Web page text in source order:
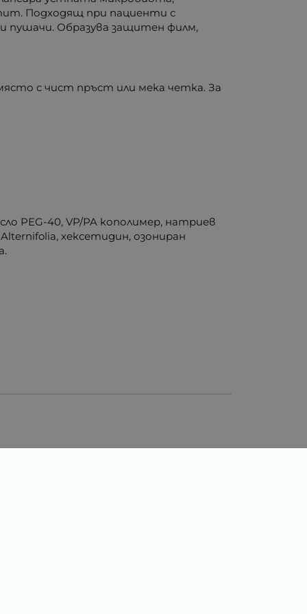
Подходящ при пациенти с
пушачи. Образува защитен филм,
с чист пръст или мека четка. За
PEG-40, VP/PA кополимер, натриев
хексетидин, озониран